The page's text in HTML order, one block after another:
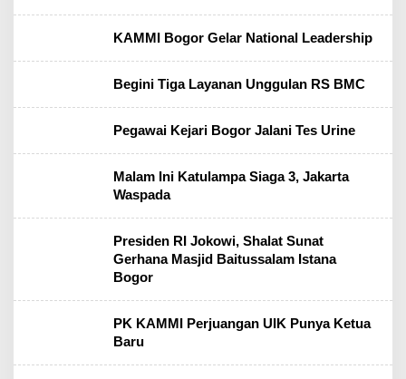
KAMMI Bogor Gelar National Leadership
Begini Tiga Layanan Unggulan RS BMC
Pegawai Kejari Bogor Jalani Tes Urine
Malam Ini Katulampa Siaga 3, Jakarta
Waspada
Presiden RI Jokowi, Shalat Sunat
Gerhana Masjid Baitussalam Istana
Bogor
PK KAMMI Perjuangan UIK Punya Ketua
Baru